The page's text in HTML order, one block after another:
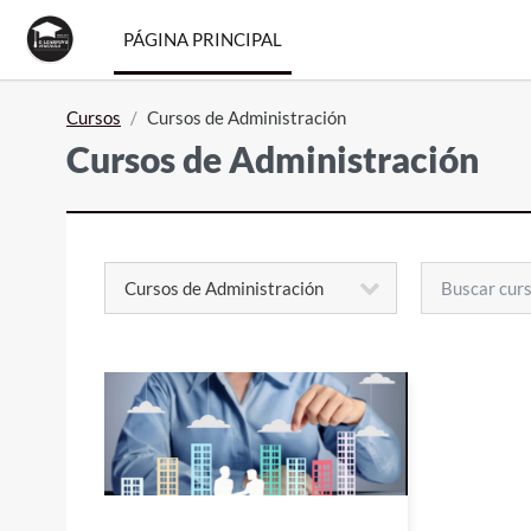
Salta al contenido principal
PÁGINA PRINCIPAL
Cursos Cursos de Administración
Cursos de Administración
Categorías